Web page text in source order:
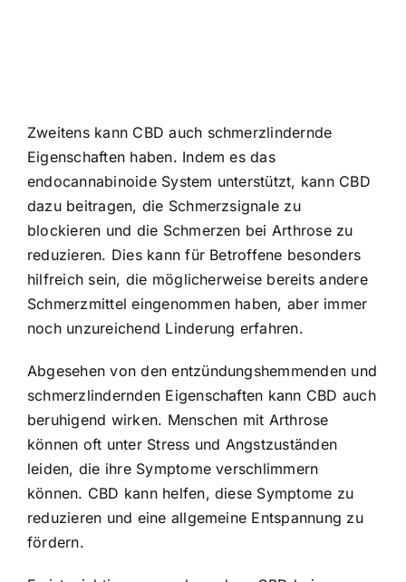
Zweitens kann CBD auch schmerzlindernde
Eigenschaften haben. Indem es das
endocannabinoide System unterstützt, kann CBD
dazu beitragen, die Schmerzsignale zu
blockieren und die Schmerzen bei Arthrose zu
reduzieren. Dies kann für Betroffene besonders
hilfreich sein, die möglicherweise bereits andere
Schmerzmittel eingenommen haben, aber immer
noch unzureichend Linderung erfahren.
Abgesehen von den entzündungshemmenden und
schmerzlindernden Eigenschaften kann CBD auch
beruhigend wirken. Menschen mit Arthrose
können oft unter Stress und Angstzuständen
leiden, die ihre Symptome verschlimmern
können. CBD kann helfen, diese Symptome zu
reduzieren und eine allgemeine Entspannung zu
fördern.